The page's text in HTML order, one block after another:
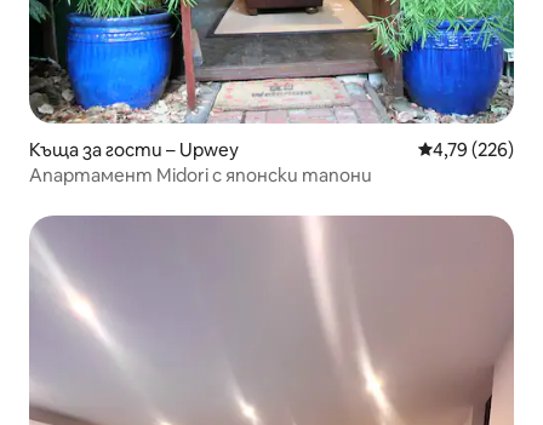
Къща за гости – Upwey Средна
4,79 (226)
Апартамент Midori с японски тапони